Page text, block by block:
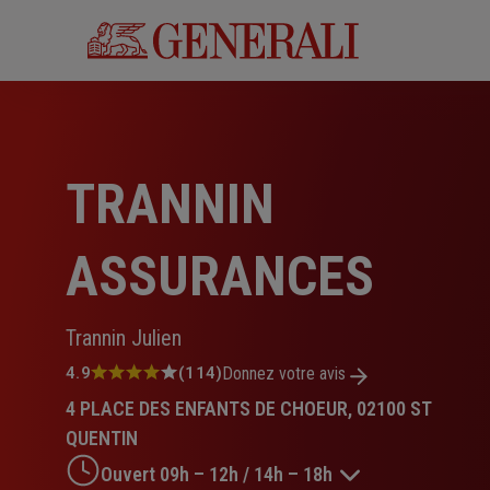
TRANNIN
ASSURANCES
Trannin Julien
Note
4.9
sur
5
étoiles
4.9 (114)Donnez votre avis
4 PLACE DES ENFANTS DE CHOEUR, 02100 ST
QUENTIN
Ouvert 09h – 12h / 14h – 18h